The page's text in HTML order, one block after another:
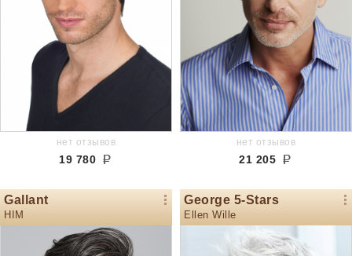
нет отзывов
19 780
нет отзывов
21 205
Gallant
HIM
George 5-Stars
Ellen Wille